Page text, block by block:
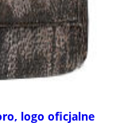
logo oficjalne